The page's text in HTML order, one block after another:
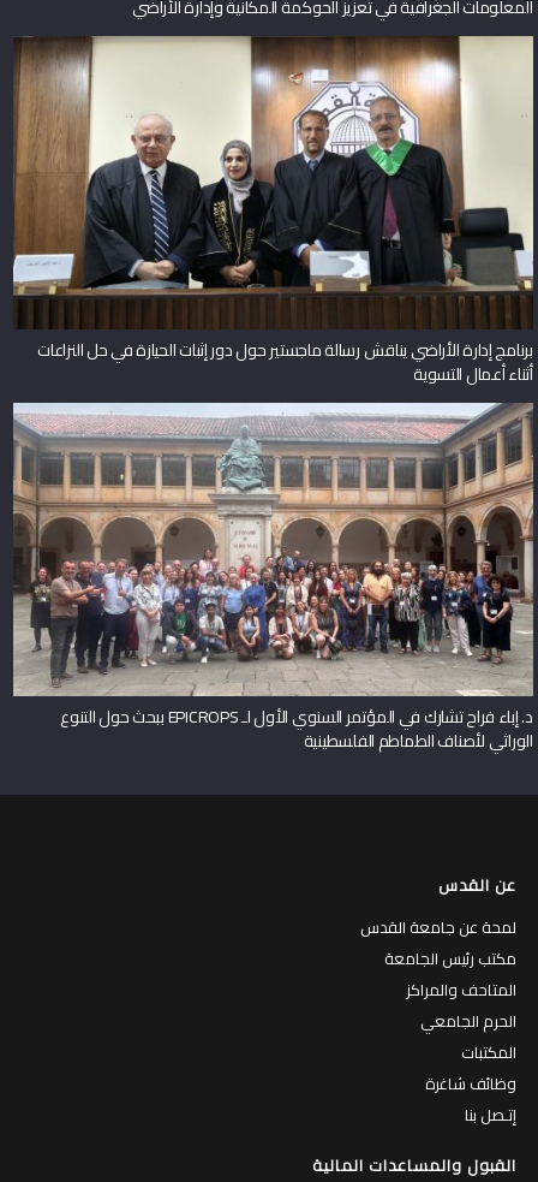
المعلومات الجغرافية في تعزيز الحوكمة المكانية وإدارة الأراضي
برنامج إدارة الأراضي يناقش رسالة ماجستير حول دور إثبات الحيازة في حل النزاعات
أثناء أعمال التسوية
د. إباء فراح تشارك في المؤتمر السنوي الأول لـ EPICROPS ببحث حول التنوع
الوراثي لأصناف الطماطم الفلسطينية
عن القدس
لمحة عن جامعة القدس
مكتب رئيس الجامعة
المتاحف والمراكز
الحرم الجامعي
المكتبات
وظائف شاغرة
إتـصل بنا
القبول والمساعدات المالية